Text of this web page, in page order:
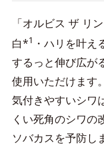
「オルビス ザ リ
白*1 ・ハリを叶え
するっと伸び広が
使用いただけます。
気付きやすいシワ
くい死角のシワの
ソバカスを予防し